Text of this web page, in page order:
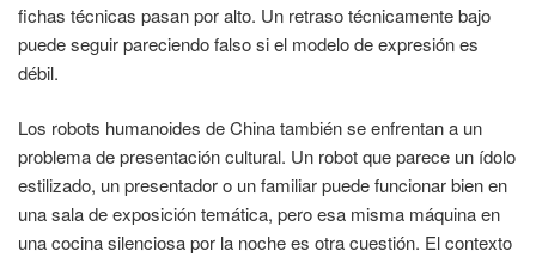
fichas técnicas pasan por alto. Un retraso técnicamente bajo
puede seguir pareciendo falso si el modelo de expresión es
débil.
Los robots humanoides de China también se enfrentan a un
problema de presentación cultural. Un robot que parece un ídolo
estilizado, un presentador o un familiar puede funcionar bien en
una sala de exposición temática, pero esa misma máquina en
una cocina silenciosa por la noche es otra cuestión. El contexto